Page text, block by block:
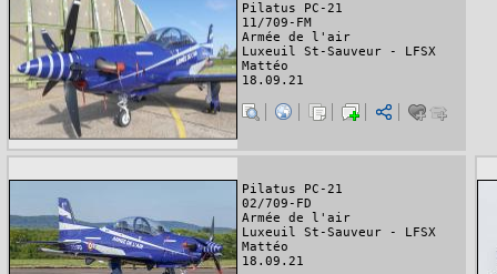
Pilatus PC-21
11/709-FM
Armée de l'air
Luxeuil St-Sauveur - LFSX
Mattéo
18.09.21
Pilatus PC-21
02/709-FD
Armée de l'air
Luxeuil St-Sauveur - LFSX
Mattéo
18.09.21